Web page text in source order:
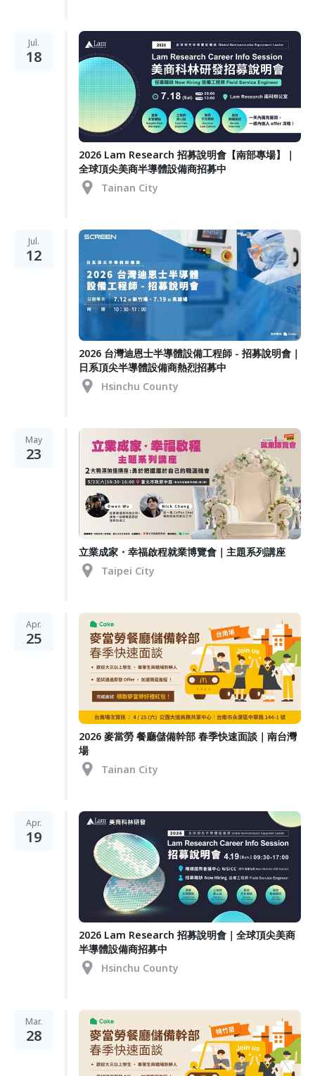
Jul.
18
2026 Lam Research 招募說明會【南部專場】｜
全球頂尖美商半導體設備商招募中
Tainan City
Jul.
12
2026 台灣迪恩士半導體設備工程師 - 招募說明會｜
日系頂尖半導體設備商熱烈招募中
Hsinchu County
May
23
立業成家・幸福啟程就業博覽會｜主題系列講座
Taipei City
Apr.
25
2026 麥當勞 餐廳儲備幹部 春季快速面談｜南台灣
場
Tainan City
Apr.
19
2026 Lam Research 招募說明會｜全球頂尖美商
半導體設備商招募中
Hsinchu County
Mar.
28